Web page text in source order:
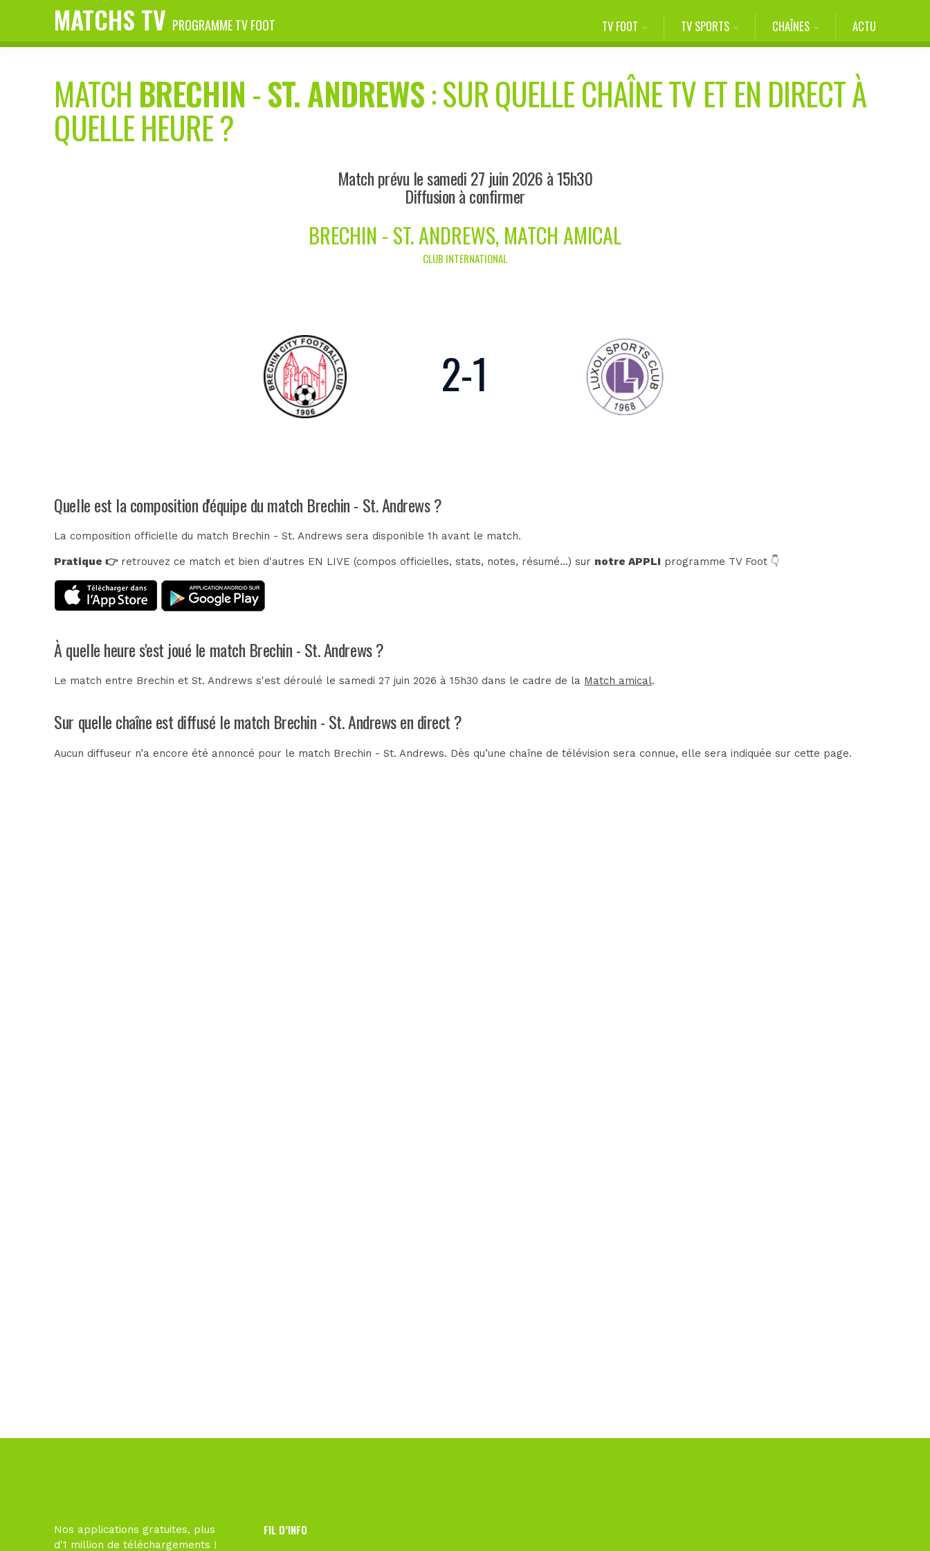
MATCHS TV PROGRAMME TV FOOT TV FOOT TV SPORTS CHAÎNES ACTU
MATCH BRECHIN-ST. ANDREWS: SUR QUELLE CHAÎNE TV ET EN DIRECT À
QUELLE HEURE ?
Match prévu le samedi 27 juin 2026 à 15h30
Diffusion à confirmer
BRECHIN - ST. ANDREWS, MATCH AMICAL
CLUB INTERNATIONAL
2-1
Quelle est la composition d'équipe du match Brechin - St. Andrews ?
La composition officielle du match Brechin - St. Andrews sera disponible 1h avant le match.
Pratique 👉retrouvez ce match et bien d'autres EN LIVE (compos officielles, stats, notes, résumé...) sur notre APPLI programme TV Foot 👇
À quelle heure s'est joué le match Brechin - St. Andrews ?
Le match entre Brechin et St. Andrews s'est déroulé le samedi 27 juin 2026 à 15h30 dans le cadre de la Match amical.
Sur quelle chaîne est diffusé le match Brechin - St. Andrews en direct ?
Aucun diffuseur n’a encore été annoncé pour le match Brechin - St. Andrews. Dès qu’une chaîne de télévision sera connue, elle sera indiquée sur cette page.
Nos applications gratuites, plus
d'1 million de téléchargements !
FIL D’INFO